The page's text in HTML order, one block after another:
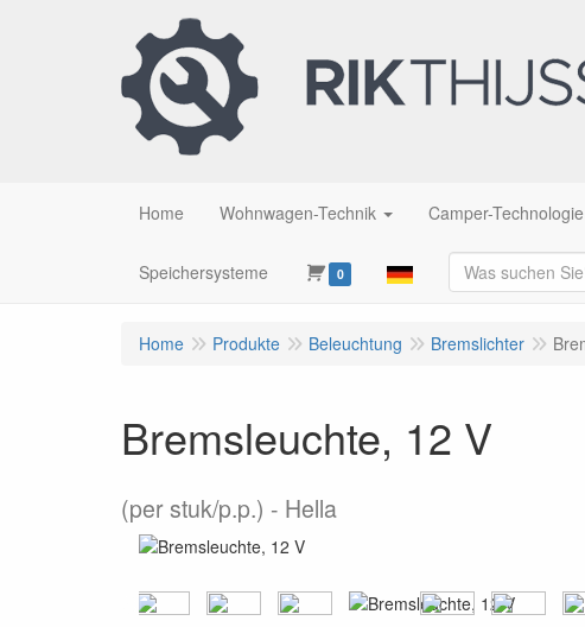
Home Wohnwagen-Technik Camper-Technologie
Speichersysteme 0
Home Produkte Beleuchtung Bremslichter
Bremsleuchte, 12 V
(per stuk/p.p.) Hella